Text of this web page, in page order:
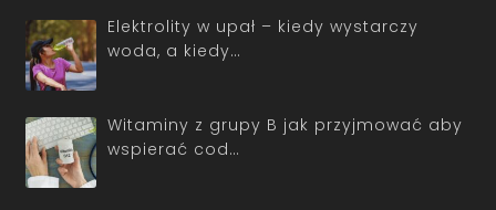
Elektrolity w upał – kiedy wystarczy
woda, a kiedy…
Witaminy z grupy B jak przyjmować aby
wspierać cod…